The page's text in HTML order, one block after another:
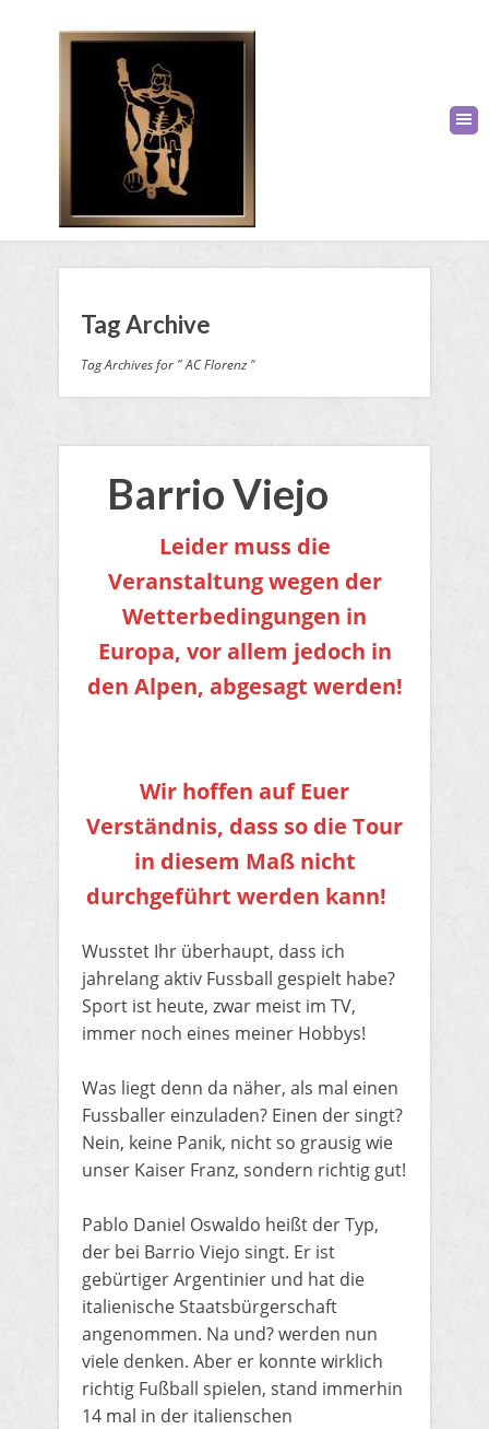
Tag Archive
Tag Archives for " AC Florenz "
Barrio Viejo
Leider muss die
Veranstaltung wegen der
Wetterbedingungen in
Europa, vor allem jedoch in
den Alpen, abgesagt werden!
Wir hoffen auf Euer
Verständnis, dass so die Tour
in diesem Maß nicht
durchgeführt werden kann!
Wusstet Ihr überhaupt, dass ich
jahrelang aktiv Fussball gespielt habe?
Sport ist heute, zwar meist im TV,
immer noch eines meiner Hobbys!
Was liegt denn da näher, als mal einen
Fussballer einzuladen? Einen der singt?
Nein, keine Panik, nicht so grausig wie
unser Kaiser Franz, sondern richtig gut!
Pablo Daniel Oswaldo heißt der Typ,
der bei Barrio Viejo singt. Er ist
gebürtiger Argentinier und hat die
italienische Staatsbürgerschaft
angenommen. Na und? werden nun
viele denken. Aber er konnte wirklich
richtig Fußball spielen, stand immerhin
14 mal in der italienschen